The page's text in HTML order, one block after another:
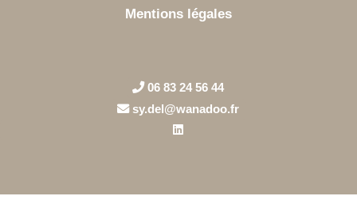
Mentions légales
06 83 24 56 44
sy.del@wanadoo.fr